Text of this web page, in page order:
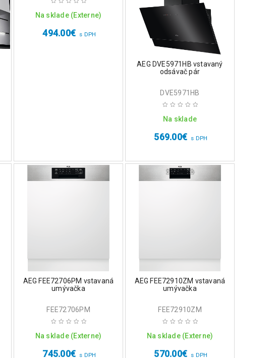
Na sklade (Externe)
494.00€ s DPH
AEG DVE5971HB vstavaný
odsávač pár
DVE5971HB
Na sklade
569.00€ s DPH
AEG FEE72706PM vstavaná
umývačka
FEE72706PM
Na sklade (Externe)
745.00€ s DPH
AEG FEE72910ZM vstavaná
umývačka
FEE72910ZM
Na sklade (Externe)
570.00€ s DPH